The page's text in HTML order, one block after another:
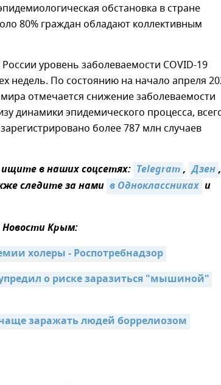
обстановка в стране
80% граждан обладают коллективным
уровень заболеваемости COVID-19
недель. По состоянию на начало апреля
отмечается снижение заболеваемости
динамики эпидемического процесса,
более 787 млн случаев
в наших соцсетях: Telegram, Дзен,
следите за нами в Одноклассниках и
Крым:
холеры - Роспотребнадзор
о риске заразиться "мышиной"
заражать людей боррелиозом